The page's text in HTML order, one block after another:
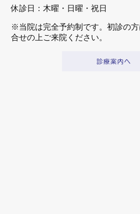
休診日：木曜・日曜・祝日
※当院は完全予約制です。初診の
合せの上ご来院ください。